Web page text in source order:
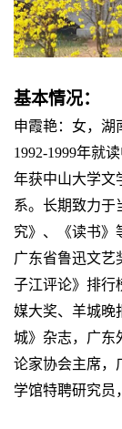
基本情况：
申霞艳：女，湖
1992-1999年就
年获中山大学文
系。长期致力于
究》、《读书》
广东省鲁迅文艺
子江评论》排行
媒大奖、羊城晚
城》杂志，广东
论家协会主席，
学馆特聘研究员